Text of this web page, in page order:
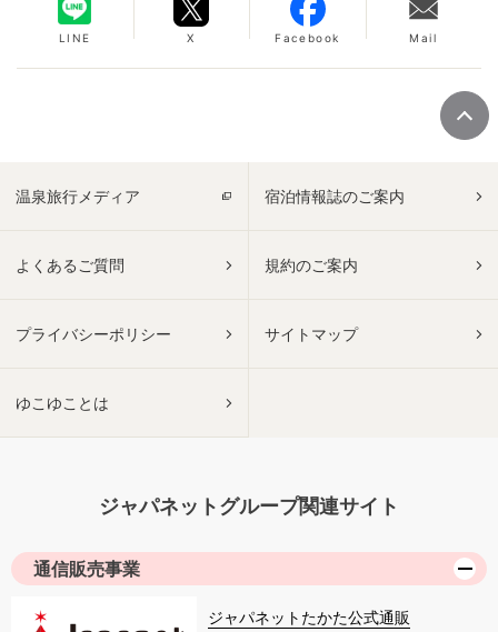
LINE X Facebook Mail
温泉旅行メディア 宿泊情報誌のご案内
よくあるご質問 規約のご案内
プライバシーポリシー サイトマップ
ゆこゆことは
ジャパネットグループ関連サイト
通信販売事業
ジャパネットたかた公式通販